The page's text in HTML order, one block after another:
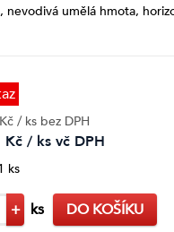
umělá hmota,
/ ks bez DPH
Kč / ks vč DPH
ks
+ ks DO KOŠÍKU